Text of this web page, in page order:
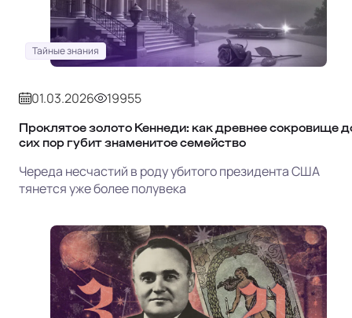
Тайные знания
01.03.2026 19955
Проклятое золото Кеннеди: как древнее сокровище
сих пор губит знаменитое семейство
Череда несчастий в роду убитого президента США
тянется уже более полувека